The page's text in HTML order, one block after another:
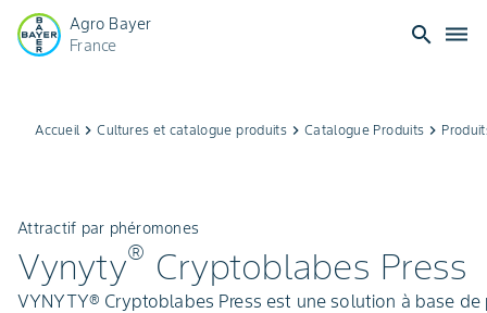
Agro Bayer
France
search dehaze
Accueil keyboard_arrow_rightCultures et catalogue produitskeyboard_arrow_right Catalogue Produits keyboard_arrow_right
Attractif par phéromones
Vynyty® Cryptoblabes Press
VYNYTY® Cryptoblabes Press est une solution à base de